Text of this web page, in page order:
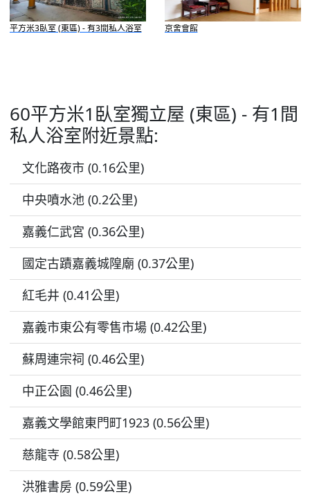
平方米3臥室 (東區) - 有3間私人浴室 京舍會館
60平方米1臥室獨立屋 (東區) - 有1間
私人浴室附近景點:
文化路夜市 (0.16公里)
中央噴水池 (0.2公里)
嘉義仁武宮 (0.36公里)
國定古蹟嘉義城隍廟 (0.37公里)
紅毛井 (0.41公里)
嘉義市東公有零售市場 (0.42公里)
蘇周連宗祠 (0.46公里)
中正公園 (0.46公里)
嘉義文學館東門町1923 (0.56公里)
慈龍寺 (0.58公里)
洪雅書房 (0.59公里)